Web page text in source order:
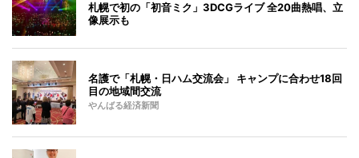
札幌で初の「初音ミク」3DCGライブ 全20曲熱唱、立
像展示も
名護で「札幌・日ハム交流会」 キャンプに合わせ18回
目の地域間交流
やんばる経済新聞